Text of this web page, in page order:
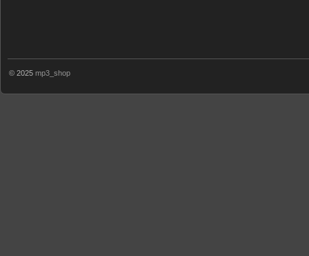
© 2025 mp3_shop